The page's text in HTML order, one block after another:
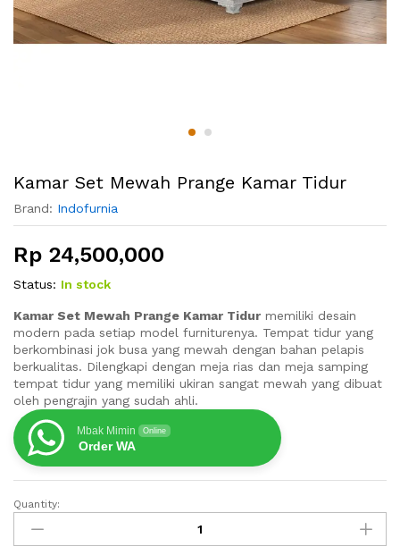
Kamar Set Mewah Prange Kamar Tidur
Brand: Indofurnia
Rp 24,500,000
Status: In stock
Kamar Set Mewah Prange Kamar Tidur memiliki desain
modern pada setiap model furniturenya. Tempat tidur yang
berkombinasi jok busa yang mewah dengan bahan pelapis
berkualitas. Dilengkapi dengan meja rias dan meja samping
tempat tidur yang memiliki ukiran sangat mewah yang dibuat
oleh pengrajin yang sudah ahli.
Mbak Mimin Online
Order WA
Kamar
Set
Mewah
Quantity: